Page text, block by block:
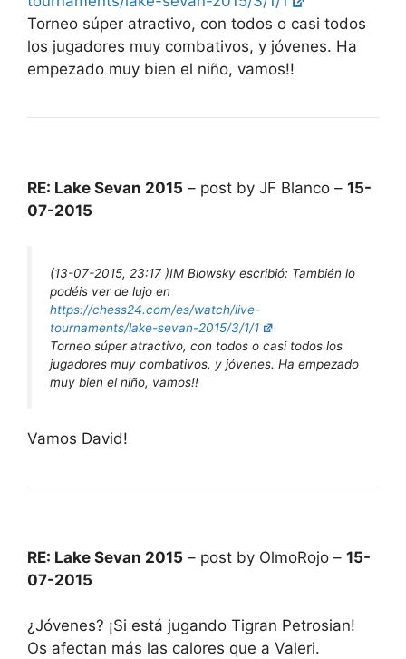
Torneo súper atractivo, con todos o casi todos
los jugadores muy combativos, y jóvenes. Ha
empezado muy bien el niño, vamos!!
RE: Lake Sevan 2015 – post by JF Blanco – 15-
07-2015
(13-07-2015, 23:17 )IM Blowsky escribió: También lo
podéis ver de lujo en
https://chess24.com/es/watch/live-
tournaments/lake-sevan-2015/3/1/1
Torneo súper atractivo, con todos o casi todos los
jugadores muy combativos, y jóvenes. Ha empezado
muy bien el niño, vamos!!
Vamos David!
RE: Lake Sevan 2015 – post by OlmoRojo – 15-
07-2015
¿Jóvenes? ¡Si está jugando Tigran Petrosian!
Os afectan más las calores que a Valeri.